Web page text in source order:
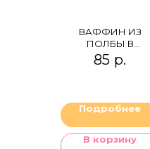
ВАФФИН ИЗ
ПОЛБЫ В
МОЛОЧНОМ
ШОКОЛАДЕ
85 р.
Подробнее
В корзину